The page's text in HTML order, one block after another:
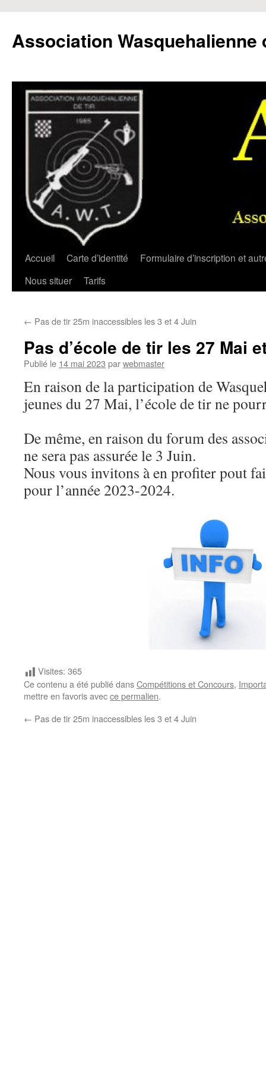
contenu
Association Wasquehalienne
Accueil Carte d’identité
Formulaire d’inscription et
Nous situer
Tarifs
← Pas de tir 25m inaccessibles les 3 et 4 Juin
Pas d’école de tir les 27 Mai
Publié le 14 mai 2023 parwebmaster
En raison de la participation de
jeunes du 27 Mai, l’école de tir ne
De même, en raison du forum des
ne sera pas assurée le 3 Juin.
Nous vous invitons à en profiter pout
pour l’année 2023-2024.
Visites: 365
Ce contenu a été publié dansCompétitions et Concours,
mettre en favoris avecce permalien.
← Pas de tir 25m inaccessibles les 3 et 4 Juin